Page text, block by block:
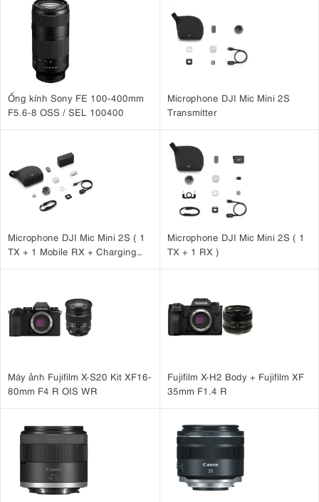
Ống kính Sony FE 100-400mm
F5.6-8 OSS / SEL 100400
Microphone DJI Mic Mini 2S
Transmitter
Microphone DJI Mic Mini 2S ( 1
TX + 1 Mobile RX + Charging
Microphone DJI Mic Mini 2S ( 1
TX + 1 RX )
Máy ảnh Fujifilm X-S20 Kit XF16-
80mm F4 R OIS WR
Fujifilm X-H2 Body + Fujifilm XF
35mm F1.4 R